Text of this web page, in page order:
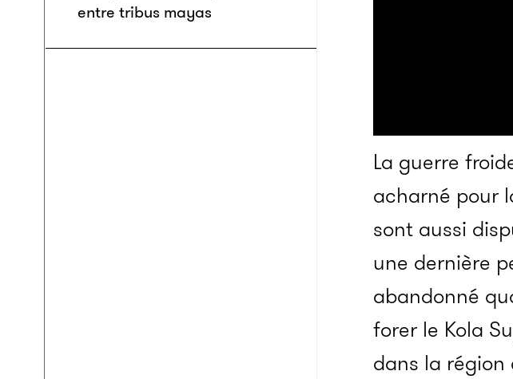
entre tribus mayas
La guerre
acharné pour
sont aussi
une dernière
abandonné
forer le Kola
dans la région